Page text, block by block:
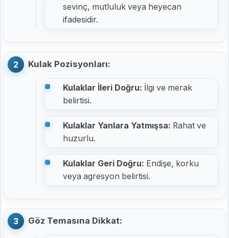
sevinç, mutluluk veya heyecan
ifadesidir.
Kulak Pozisyonları:
Kulaklar İleri Doğru: İlgi ve merak
belirtisi.
Kulaklar Yanlara Yatmışsa: Rahat ve
huzurlu.
Kulaklar Geri Doğru: Endişe, korku
veya agresyon belirtisi.
Göz Temasına Dikkat: